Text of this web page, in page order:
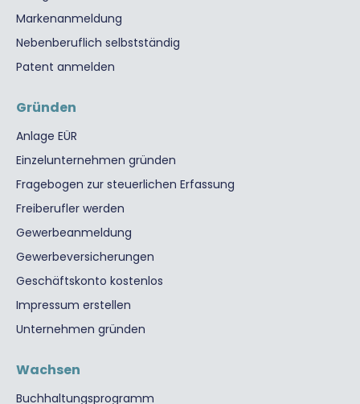
Markenanmeldung
Nebenberuflich selbstständig
Patent anmelden
Gründen
Anlage EÜR
Einzelunternehmen gründen
Fragebogen zur steuerlichen Erfassung
Freiberufler werden
Gewerbeanmeldung
Gewerbeversicherungen
Geschäftskonto kostenlos
Impressum erstellen
Unternehmen gründen
Wachsen
Buchhaltungsprogramm